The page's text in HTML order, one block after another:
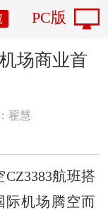
PC版
场商业首
翟慧
航班搭
际机场腾空而